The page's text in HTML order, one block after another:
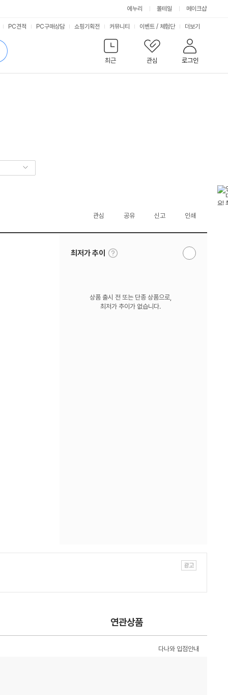
에누리 몰테일 메이크샵
최근
관심 로그인
PC견적 PC구매상담 쇼핑기획전 커뮤니티 이벤트 / 체험단 서
비
스
더보기
관심 공유 신고 인쇄
최저가 추이
툴
팁
알
상품 출시 전 또는 단종 상품으로,
최저가 추이가 없습니다.
연관상품
다나와 입점안내